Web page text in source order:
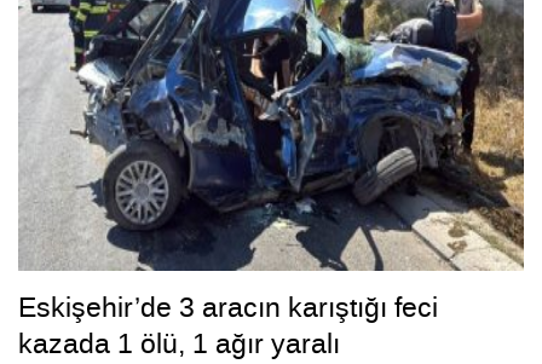
Eskişehir’de 3 aracın karıştığı feci
kazada 1 ölü, 1 ağır yaralı